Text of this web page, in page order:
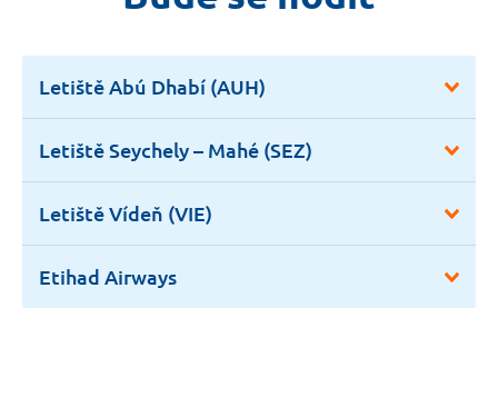
Letiště Abú Dhabí (AUH)
Letiště Seychely – Mahé (SEZ)
Letiště Vídeň (VIE)
Etihad Airways